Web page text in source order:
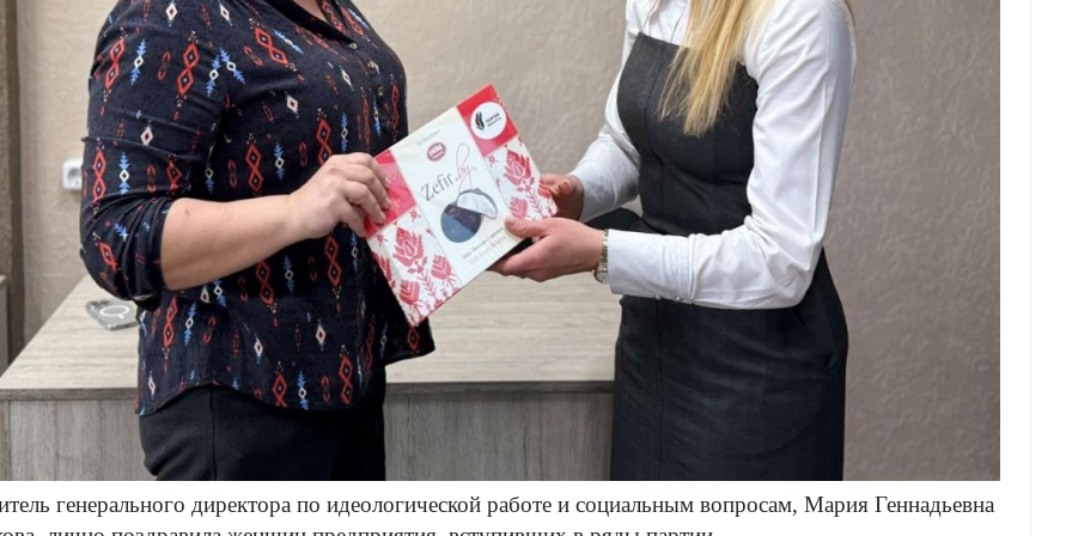
генерального директора по идеологической работе и социальным вопросам, Мария Геннадьевна